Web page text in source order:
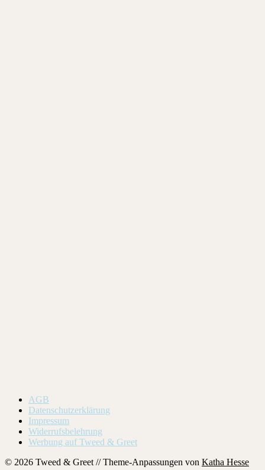
AGB
Datenschutzerklärung
Impressum
Widerrufsbelehrung
Werbung auf Tweed & Greet
© 2026 Tweed & Greet // Theme-Anpassungen von Katha Hesse